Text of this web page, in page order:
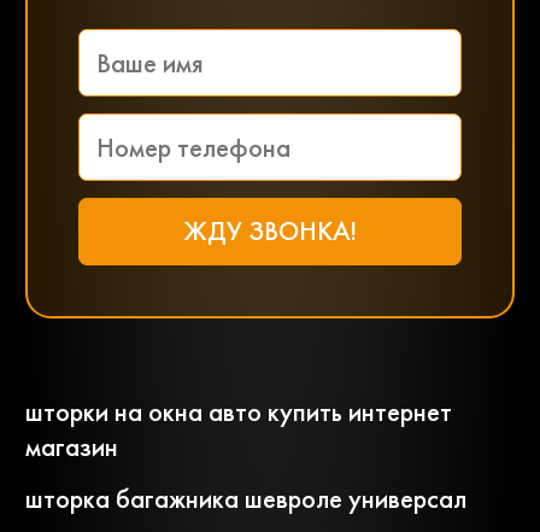
шторки на окна авто купить интернет
магазин
шторка багажника шевроле универсал